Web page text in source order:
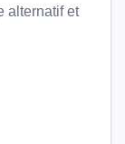
alternatif et